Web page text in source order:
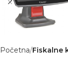
Početna Fiskalne